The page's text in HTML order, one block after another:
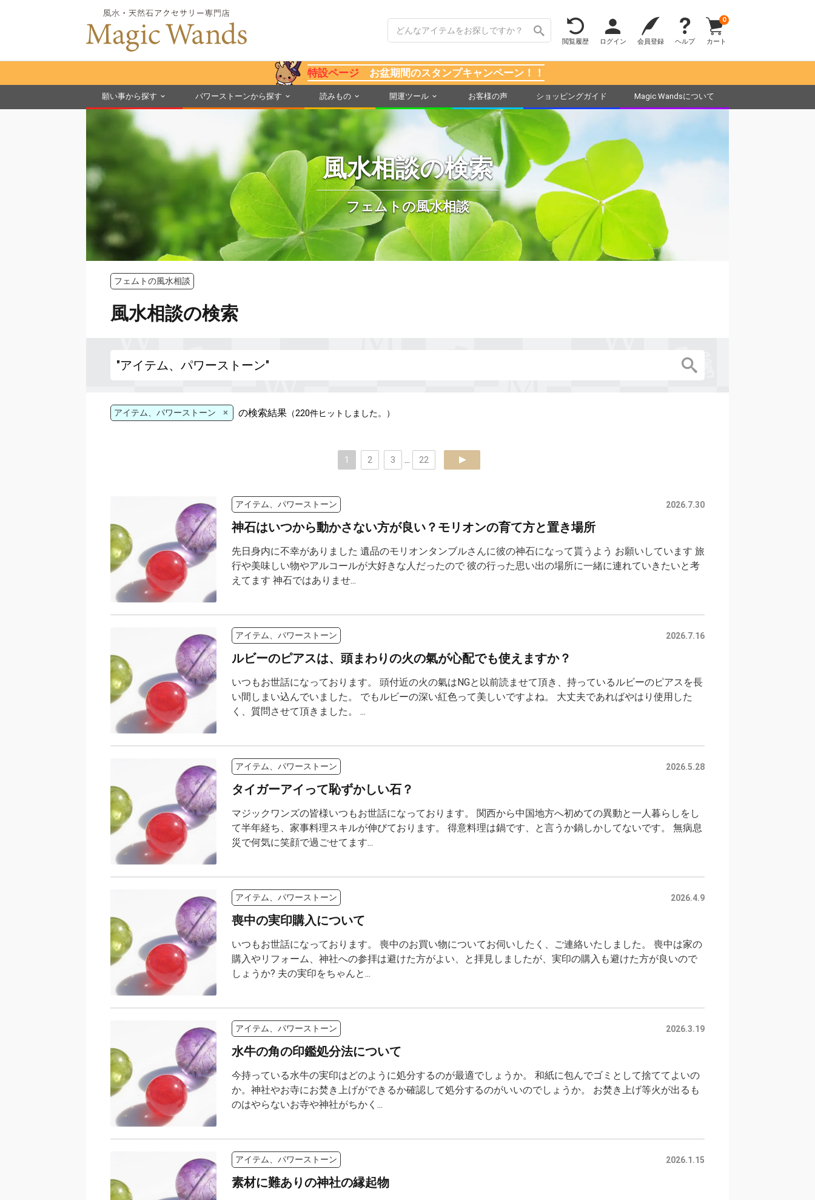
閲覧履歴 ログイン 会員登録 ヘルプ カート
0
特設ページ お盆期間のスタンプキャンペーン！！
願い事から探す パワーストーンから探す 読みもの 開運ツール お客様の声 ショッピングガイド Magic Wandsについて
風水相談の検索
フェムトの風水相談
フェムトの風水相談
風水相談の検索
アイテム、パワーストーン × の検索結果 （220件ヒットしました。）
1 2 3 22 next
アイテム、パワーストーン 2026.7.30
神石はいつから動かさない方が良い？モリオンの育て方と置き場所
先日身内に不幸がありました 遺品のモリオンタンブルさんに彼の神石になって貰うよう お願いしています 旅
行や美味しい物やアルコールが大好きな人だったので 彼の行った思い出の場所に一緒に連れていきたいと考
えてます 神石ではありませ...
アイテム、パワーストーン 2026.7.16
ルビーのピアスは、頭まわりの火の氣が心配でも使えますか？
いつもお世話になっております。 頭付近の火の氣はNGと以前読ませて頂き、持っているルビーのピアスを長
い間しまい込んでいました。 でもルビーの深い紅色って美しいですよね。 大丈夫であればやはり使用した
く、質問させて頂きました。 ...
アイテム、パワーストーン 2026.5.28
タイガーアイって恥ずかしい石？
マジックワンズの皆様いつもお世話になっております。 関西から中国地方へ初めての異動と一人暮らしをし
て半年経ち、家事料理スキルが伸びております。 得意料理は鍋です、と言うか鍋しかしてないです。 無病息
災で何気に笑顔で過ごせてます...
アイテム、パワーストーン 2026.4.9
喪中の実印購入について
いつもお世話になっております。 喪中のお買い物についてお伺いしたく、ご連絡いたしました。 喪中は家の
購入やリフォーム、神社への参拝は避けた方がよい、と拝見しましたが、実印の購入も避けた方が良いので
しょうか? 夫の実印をちゃんと...
アイテム、パワーストーン 2026.3.19
水牛の角の印鑑処分法について
今持っている水牛の実印はどのように処分するのが最適でしょうか。 和紙に包んでゴミとして捨ててよいの
か。神社やお寺にお焚き上げができるか確認して処分するのがいいのでしょうか。 お焚き上げ等火が出るも
のはやらないお寺や神社がちかく...
アイテム、パワーストーン 2026.1.15
素材に難ありの神社の縁起物